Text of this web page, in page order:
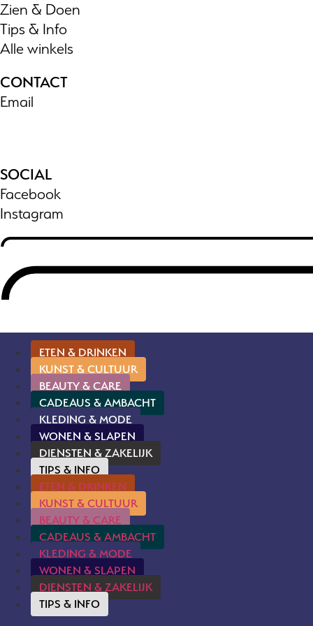
Zien & Doen
Tips & Info
Alle winkels
CONTACT
Email
SOCIAL
Facebook
Instagram
ETEN & DRINKEN
KUNST & CULTUUR
BEAUTY & CARE
CADEAUS & AMBACHT
KLEDING & MODE
WONEN & SLAPEN
DIENSTEN & ZAKELIJK
TIPS & INFO
ETEN & DRINKEN
KUNST & CULTUUR
BEAUTY & CARE
CADEAUS & AMBACHT
KLEDING & MODE
WONEN & SLAPEN
DIENSTEN & ZAKELIJK
TIPS & INFO